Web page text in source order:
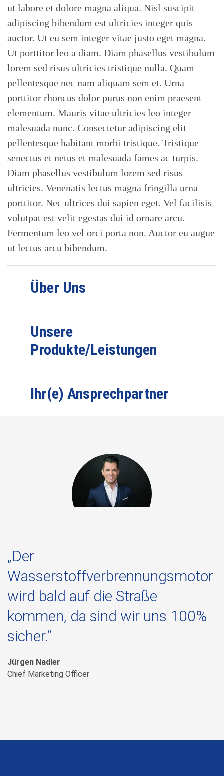
ut labore et dolore magna aliqua. Nisl suscipit
adipiscing bibendum est ultricies integer quis
auctor. Ut eu sem integer vitae justo eget magna.
Ut porttitor leo a diam. Diam phasellus vestibulum
lorem sed risus ultricies tristique nulla. Quam
pellentesque nec nam aliquam sem et. Urna
porttitor rhoncus dolor purus non enim praesent
elementum. Mauris vitae ultricies leo integer
malesuada nunc. Consectetur adipiscing elit
pellentesque habitant morbi tristique. Tristique
senectus et netus et malesuada fames ac turpis.
Diam phasellus vestibulum lorem sed risus
ultricies. Venenatis lectus magna fringilla urna
porttitor. Nec ultrices dui sapien eget. Vel facilisis
volutpat est velit egestas dui id ornare arcu.
Fermentum leo vel orci porta non. Auctor eu augue
ut lectus arcu bibendum.
Über Uns
Unsere
Produkte/Leistungen
Ihr(e) Ansprechpartner
„Der
Wasserstoffverbrennungsmotor
wird bald auf die Straße
kommen, da sind wir uns 100%
sicher.“
Jürgen Nadler
Chief Marketing Officer